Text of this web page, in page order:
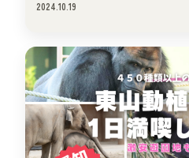
2024.10.19